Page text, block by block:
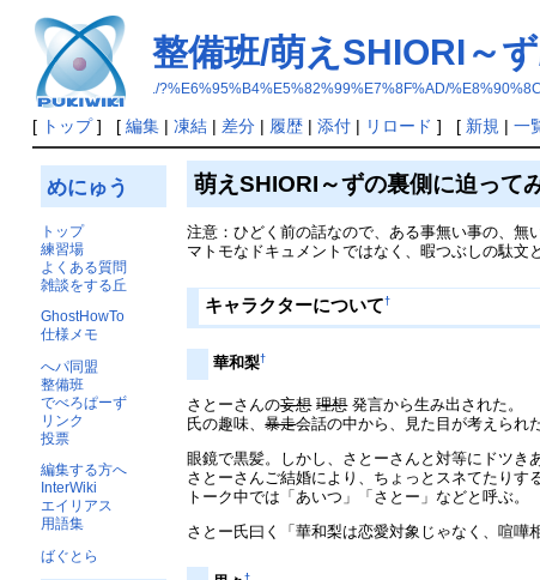
整備班/萌えSHIORI～
./?%E6%95%B4%E5%82%99%E7%8F%AD/
[ トップ] [ 編集| 凍結| 差分| 履歴| 添付| リロード ] [ 新規 | 一
めにゅう
トップ
練習場
よくある質問
雑談をする丘
GhostHowTo
仕様メモ
へパ同盟
整備班
でべろぱーず
リンク
投票
編集する方へ
InterWiki
エイリアス
用語集
ばぐとら
萌えSHIORI～ずの裏側に迫って
注意：ひどく前の話なので、ある事無い事の、無
マトモなドキュメントではなく、暇つぶしの駄文
キャラクターについて†
華和梨†
さとーさんの妄想 理想発言から生み出された。
氏の趣味、暴走会話の中から、見た目が考えられた
眼鏡で黒髪。しかし、さとーさんと対等にドツき
さとーさんご結婚により、ちょっとスネてたりする
トーク中では「あいつ」「さとー」などと呼ぶ。
さとー氏曰く「華和梨は恋愛対象じゃなく、喧嘩